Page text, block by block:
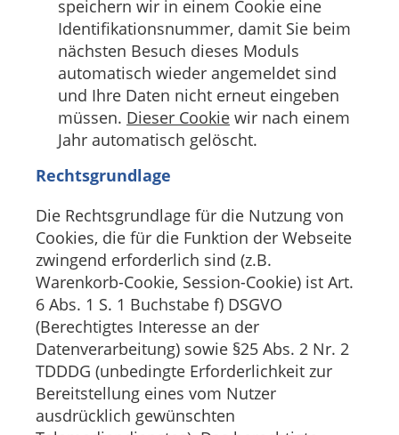
speichern wir in einem Cookie eine
Identifikationsnummer, damit Sie beim
nächsten Besuch dieses Moduls
automatisch wieder angemeldet sind
und Ihre Daten nicht erneut eingeben
müssen. Dieser Cookie wir nach einem
Jahr automatisch gelöscht.
Rechtsgrundlage
Die Rechtsgrundlage für die Nutzung von
Cookies, die für die Funktion der Webseite
zwingend erforderlich sind (z.B.
Warenkorb-Cookie, Session-Cookie) ist Art.
6 Abs. 1 S. 1 Buchstabe f) DSGVO
(Berechtigtes Interesse an der
Datenverarbeitung) sowie §25 Abs. 2 Nr. 2
TDDDG (unbedingte Erforderlichkeit zur
Bereitstellung eines vom Nutzer
ausdrücklich gewünschten